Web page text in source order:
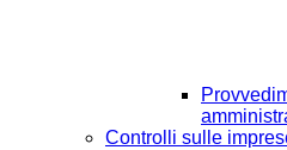
Controlli sulle